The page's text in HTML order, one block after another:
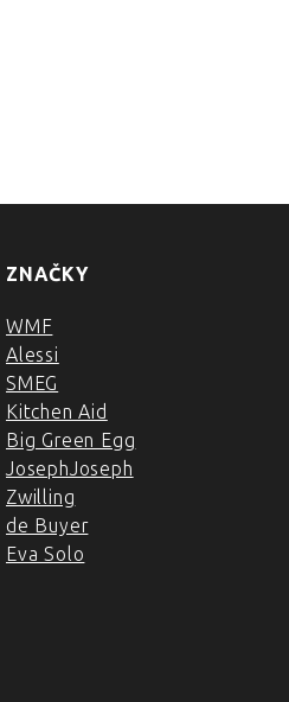
ZNAČKY
WMF
Alessi
SMEG
Kitchen Aid
Big Green Egg
JosephJoseph
Zwilling
de Buyer
Eva Solo